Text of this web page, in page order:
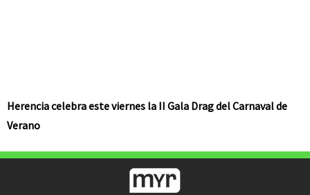
Herencia celebra este viernes la II Gala Drag del Carnaval de
Verano